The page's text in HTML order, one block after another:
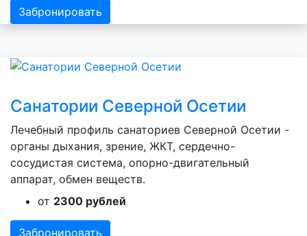
Забронировать
Санатории Северной Осетии
Лечебный профиль санаториев Северной Осетии -
органы дыхания, зрение, ЖКТ, сердечно-
сосудистая система, опорно-двигательный
аппарат, обмен веществ.
от 2300 рублей
Забронировать